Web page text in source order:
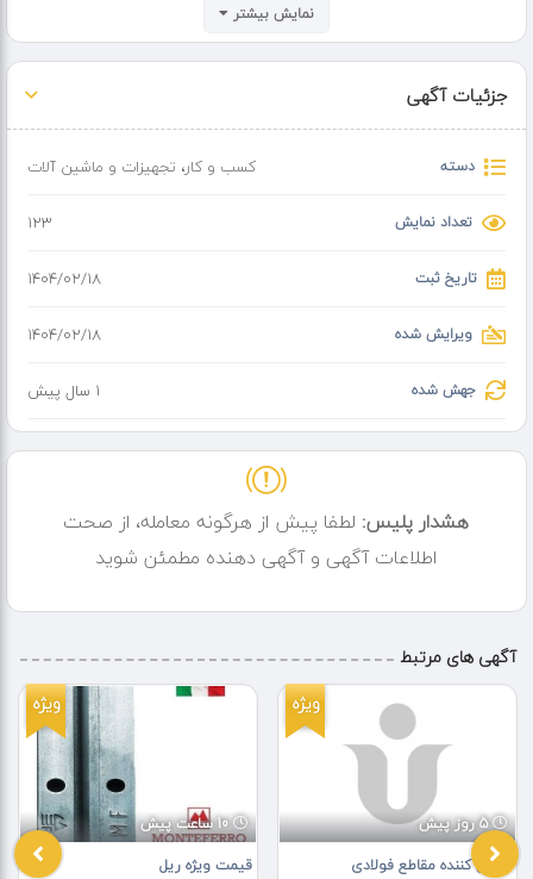
تلفن تماس: 09121813704
نمایش بیشتر
جزئیات آگهی
دسته کسب و کار، تجهیزات و ماشین آلات
تعداد نمایش 123
تاریخ ثبت ۱۴۰۴/۰۲/۱۸
ویرایش شده ۱۴۰۴/۰۲/۱۸
جهش شده 1 سال پیش
هشدار پلیس: لطفا پیش از هرگونه معامله، از صحت
اطلاعات آگهی و آگهی دهنده مطمئن شوید
آگهی های مرتبط
ویژه
10 ساعت پیش
قیمت ویژه ریل
ویژه
5 روز پیش
تامین کننده مقاطع فولادی